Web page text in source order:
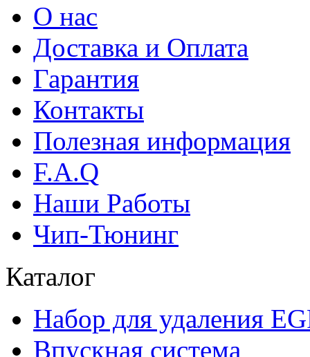
О нас
Доставка и Оплата
Гарантия
Контакты
Полезная информация
F.A.Q
Наши Работы
Чип-Тюнинг
Каталог
Набор для удаления
Впускная система